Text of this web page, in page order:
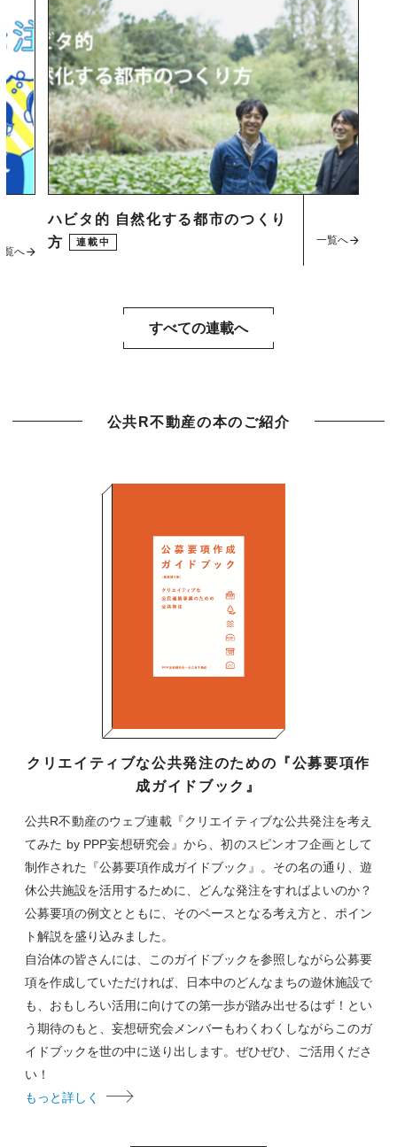
ハビタ的 自然化する都市のつくり
方
連載中
一覧へ
覧へ
すべての連載へ
公共R不動産の本のご紹介
クリエイティブな公共発注のための『公募要項作
成ガイドブック』
公共R不動産のウェブ連載『クリエイティブな公共発注を考え
てみた by PPP妄想研究会』から、初のスピンオフ企画として
制作された『公募要項作成ガイドブック』。その名の通り、遊
休公共施設を活用するために、どんな発注をすればよいのか？
公募要項の例文とともに、そのベースとなる考え方と、ポイン
ト解説を盛り込みました。
自治体の皆さんには、このガイドブックを参照しながら公募要
項を作成していただければ、日本中のどんなまちの遊休施設で
も、おもしろい活用に向けての第一歩が踏み出せるはず！とい
う期待のもと、妄想研究会メンバーもわくわくしながらこのガ
イドブックを世の中に送り出します。ぜひぜひ、ご活用くださ
い！
もっと詳しく